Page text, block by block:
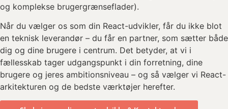
og komplekse brugergrænseflader).
Når du vælger os som din React-udvikler, får du ikke blot
en teknisk leverandør – du får en partner, som sætter både
dig og dine brugere i centrum. Det betyder, at vi i
fællesskab tager udgangspunkt i din forretning, dine
brugere og jeres ambitionsniveau – og så vælger vi React-
arkitekturen og de bedste værktøjer herefter.